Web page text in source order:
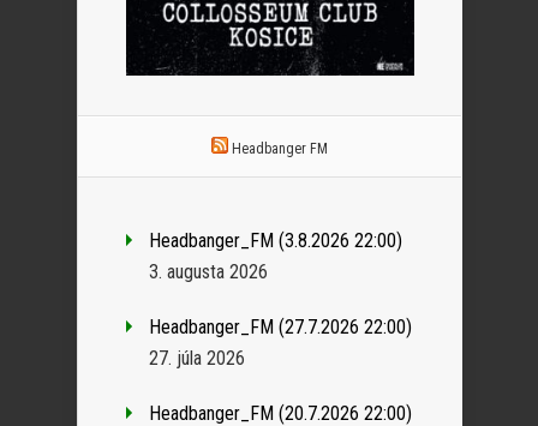
Headbanger FM
Headbanger_FM (3.8.2026 22:00)
3. augusta 2026
Headbanger_FM (27.7.2026 22:00)
27. júla 2026
Headbanger_FM (20.7.2026 22:00)